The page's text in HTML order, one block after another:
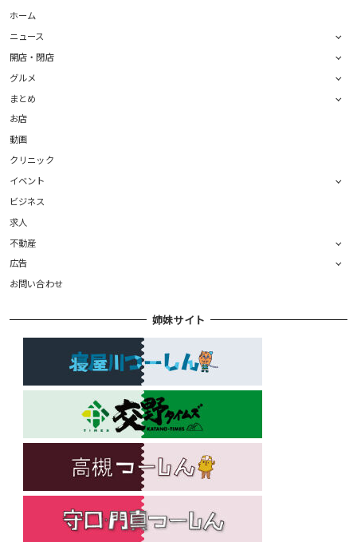
ホーム
ニュース
開店・閉店
グルメ
まとめ
お店
動画
クリニック
イベント
ビジネス
求人
不動産
広告
お問い合わせ
姉妹サイト